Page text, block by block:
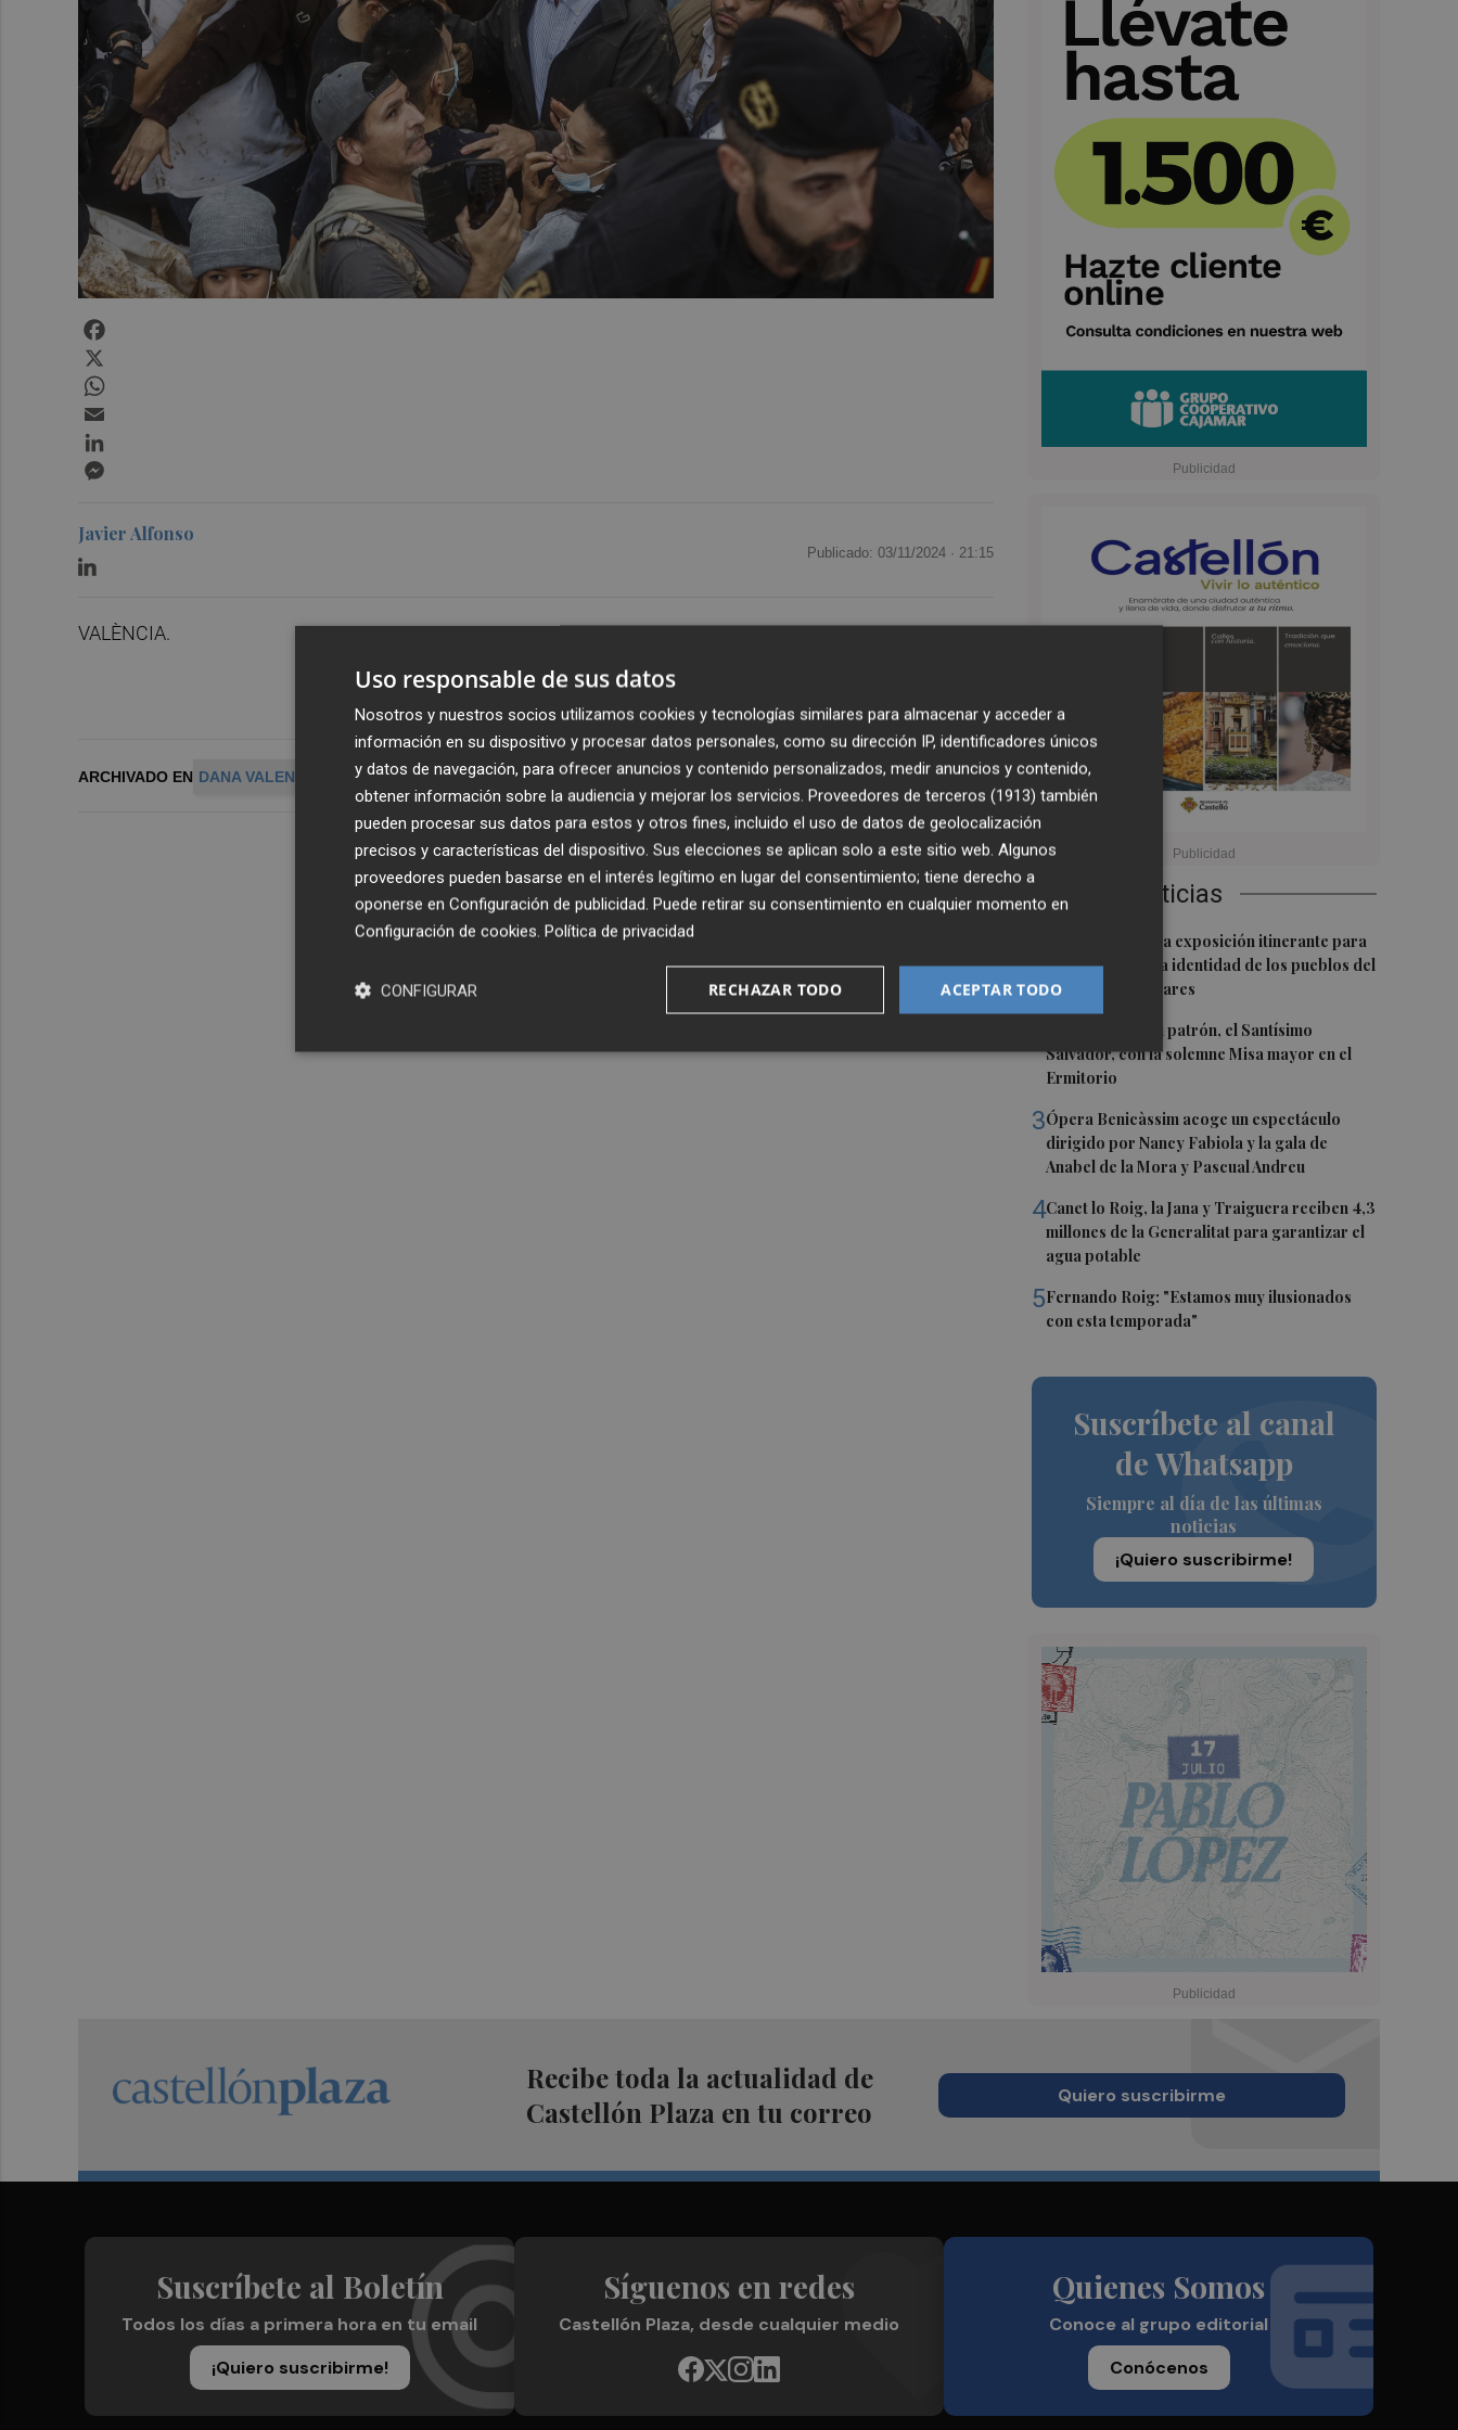
Últimas Noticias
Pavías acoge una exposición itinerante para
poner en valor la identidad de los pueblos del
Palancia y el Mijares
Onda honra a su patrón, el Santísimo
Salvador, con la solemne Misa mayor en el
Ermitorio
3Ópera Benicàssim acoge un espectáculo
dirigido por Nancy Fabiola y la gala de
Anabel de la Mora y Pascual Andreu
4Canet lo Roig, la Jana y Traiguera reciben 4,3
millones de la Generalitat para garantizar el
agua potable
5Fernando Roig: "Estamos muy ilusionados
con esta temporada"
Suscríbete al canal
de Whatsapp
Siempre al día de las últimas
noticias
¡Quiero suscribirme!
Javier Alfonso
Publicado: 03/11/2024 · 21:15
VALÈNCIA.
ARCHIVADO EN DANA VALENCIA
Recibe toda la actualidad de
Castellón Plaza en tu correo
Quiero suscribirme
Suscríbete al Boletín
Todos los días a primera hora en tu email
¡Quiero suscribirme!
Síguenos en redes
Castellón Plaza, desde cualquier medio
Quienes Somos
Conoce al grupo editorial
Conócenos
Uso responsable de sus datos
Nosotros y nuestros socios utilizamos cookies y tecnologías similares para almacenar y acceder a
información en su dispositivo y procesar datos personales, como su dirección IP, identificadores únicos
y datos de navegación, para ofrecer anuncios y contenido personalizados, medir anuncios y contenido,
obtener información sobre la audiencia y mejorar los servicios. Proveedores de terceros (1913) también
pueden procesar sus datos para estos y otros fines, incluido el uso de datos de geolocalización
precisos y características del dispositivo. Sus elecciones se aplican solo a este sitio web. Algunos
proveedores pueden basarse en el interés legítimo en lugar del consentimiento; tiene derecho a
oponerse en Configuración de publicidad. Puede retirar su consentimiento en cualquier momento en
Configuración de cookies. Política de privacidad
ACEPTAR TODO
RECHAZAR TODO
CONFIGURAR